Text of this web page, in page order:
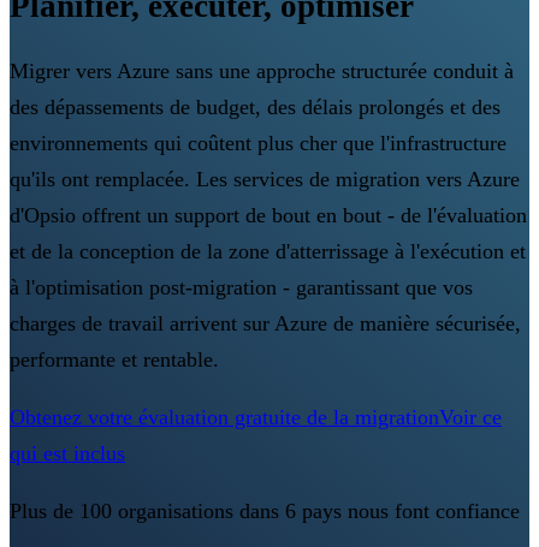
Migrer vers Azure sans une approche structurée conduit à
des dépassements de budget, des délais prolongés et des
environnements qui coûtent plus cher que l'infrastructure
qu'ils ont remplacée. Les services de migration vers Azure
d'Opsio offrent un support de bout en bout - de l'évaluation
et de la conception de la zone d'atterrissage à l'exécution et
à l'optimisation post-migration - garantissant que vos
charges de travail arrivent sur Azure de manière sécurisée,
performante et rentable.
Obtenez votre évaluation gratuite de la migrationVoir ce
qui est inclus
Plus de 100 organisations dans 6 pays nous font confiance